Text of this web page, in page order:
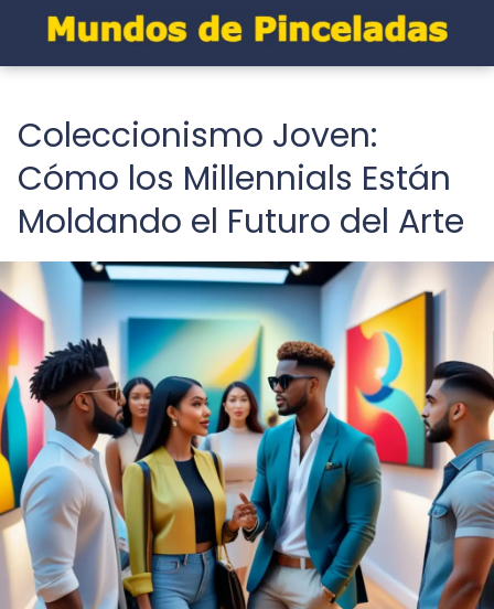
Coleccionismo Joven:
Cómo los Millennials Están
Moldando el Futuro del Arte